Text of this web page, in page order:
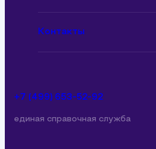
Вакансии
Документы
Контакты
+7 (499) 653-52-92
единая справочная служба